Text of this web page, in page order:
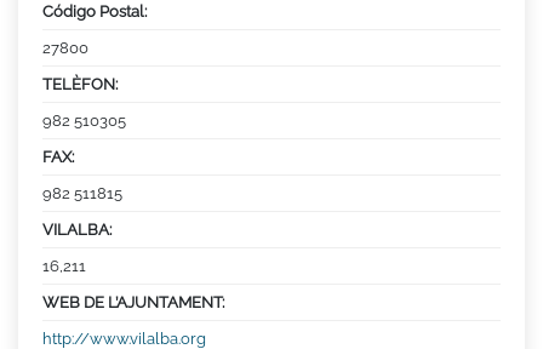
Código Postal:
27800
TELÈFON:
982 510305
FAX:
982 511815
VILALBA:
16,211
WEB DE L’AJUNTAMENT:
http://www.vilalba.org